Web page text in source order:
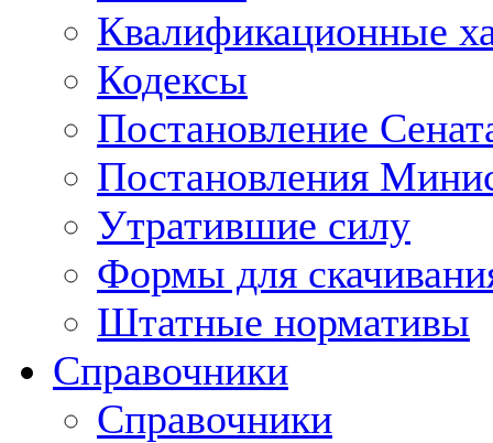
Квалификационные
Кодексы
Постановление
Постановления
Утратившие силу
Формы для
Штатные нормативы
Справочники
Справочники